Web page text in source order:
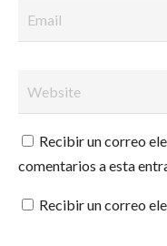
Recibir un correo
comentarios a esta
Recibir un correo